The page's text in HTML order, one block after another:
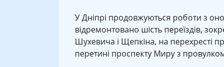
У Дніпрі продовжуються роботи з
відремонтовано шість переїздів,
Шухевича і Щепкіна, на перехресті
перетині проспекту Миру з